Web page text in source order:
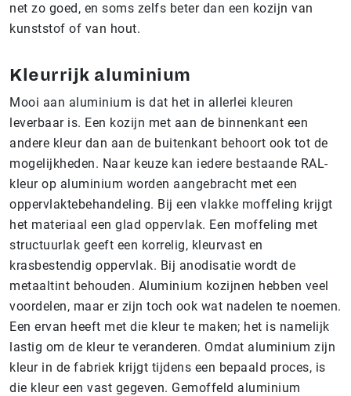
net zo goed, en soms zelfs beter dan een kozijn van
kunststof of van hout.
Kleurrijk aluminium
Mooi aan aluminium is dat het in allerlei kleuren
leverbaar is. Een kozijn met aan de binnenkant een
andere kleur dan aan de buitenkant behoort ook tot de
mogelijkheden. Naar keuze kan iedere bestaande RAL-
kleur op aluminium worden aangebracht met een
oppervlaktebehandeling. Bij een vlakke moffeling krijgt
het materiaal een glad oppervlak. Een moffeling met
structuurlak geeft een korrelig, kleurvast en
krasbestendig oppervlak. Bij anodisatie wordt de
metaaltint behouden. Aluminium kozijnen hebben veel
voordelen, maar er zijn toch ook wat nadelen te noemen.
Een ervan heeft met die kleur te maken; het is namelijk
lastig om de kleur te veranderen. Omdat aluminium zijn
kleur in de fabriek krijgt tijdens een bepaald proces, is
die kleur een vast gegeven. Gemoffeld aluminium